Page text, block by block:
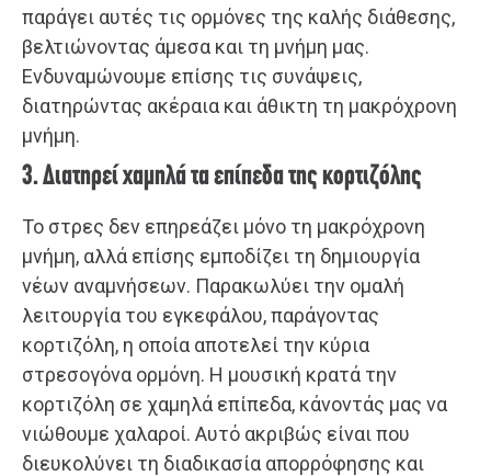
παράγει αυτές τις ορμόνες της καλής διάθεσης,
βελτιώνοντας άμεσα και τη μνήμη μας.
Ενδυναμώνουμε επίσης τις συνάψεις,
διατηρώντας ακέραια και άθικτη τη μακρόχρονη
μνήμη.
3. Διατηρεί χαμηλά τα επίπεδα της κορτιζόλης
Το στρες δεν επηρεάζει μόνο τη μακρόχρονη
μνήμη, αλλά επίσης εμποδίζει τη δημιουργία
νέων αναμνήσεων. Παρακωλύει την ομαλή
λειτουργία του εγκεφάλου, παράγοντας
κορτιζόλη, η οποία αποτελεί την κύρια
στρεσογόνα ορμόνη. Η μουσική κρατά την
κορτιζόλη σε χαμηλά επίπεδα, κάνοντάς μας να
νιώθουμε χαλαροί. Αυτό ακριβώς είναι που
διευκολύνει τη διαδικασία απορρόφησης και